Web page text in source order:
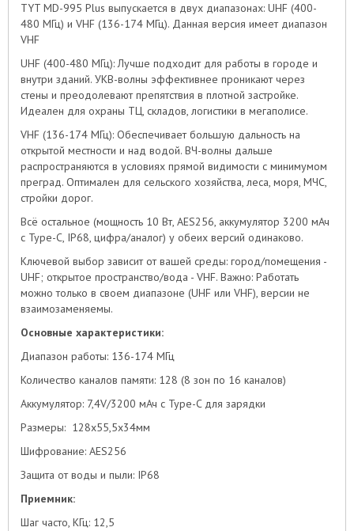
TYT MD-995 Plus выпускается в двух диапазонах: UHF (400-
480 МГц) и VHF (136-174 МГц). Данная версия имеет диапазон
VHF
UHF (400-480 МГц): Лучше подходит для работы в городе и
внутри зданий. УКВ-волны эффективнее проникают через
стены и преодолевают препятствия в плотной застройке.
Идеален для охраны ТЦ, складов, логистики в мегаполисе.
VHF (136-174 МГц): Обеспечивает большую дальность на
открытой местности и над водой. ВЧ-волны дальше
распространяются в условиях прямой видимости с минимумом
преград. Оптимален для сельского хозяйства, леса, моря, МЧС,
стройки дорог.
Всё остальное (мощность 10 Вт, AES256, аккумулятор 3200 мАч
с Type-C, IP68, цифра/аналог) у обеих версий одинаково.
Ключевой выбор зависит от вашей среды: город/помещения -
UHF; открытое пространство/вода - VHF. Важно: Работать
можно только в своем диапазоне (UHF или VHF), версии не
взаимозаменяемы.
Основные характеристики:
Диапазон работы: 136-174 МГц
Количество каналов памяти: 128 (8 зон по 16 каналов)
Аккумулятор: 7,4V/3200 мАч c Type-C для зарядки
Размеры: 128х55,5х34мм
Шифрование: AES256
Защита от воды и пыли: IP68
Приемник:
Шаг часто, КГц: 12,5